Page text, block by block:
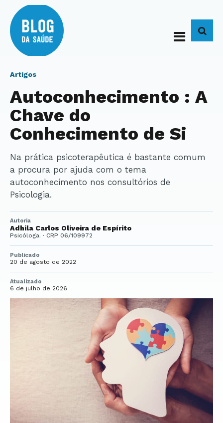
Artigos
Autoconhecimento : A
Chave do
Conhecimento de Si
Na prática psicoterapêutica é bastante comum
a procura por ajuda com o tema
autoconhecimento nos consultórios de
Psicologia.
Autoria
Adhila Carlos Oliveira de Espírito
Psicóloga. · CRP 06/109972
Publicado
20 de agosto de 2022
Atualizado
6 de julho de 2026